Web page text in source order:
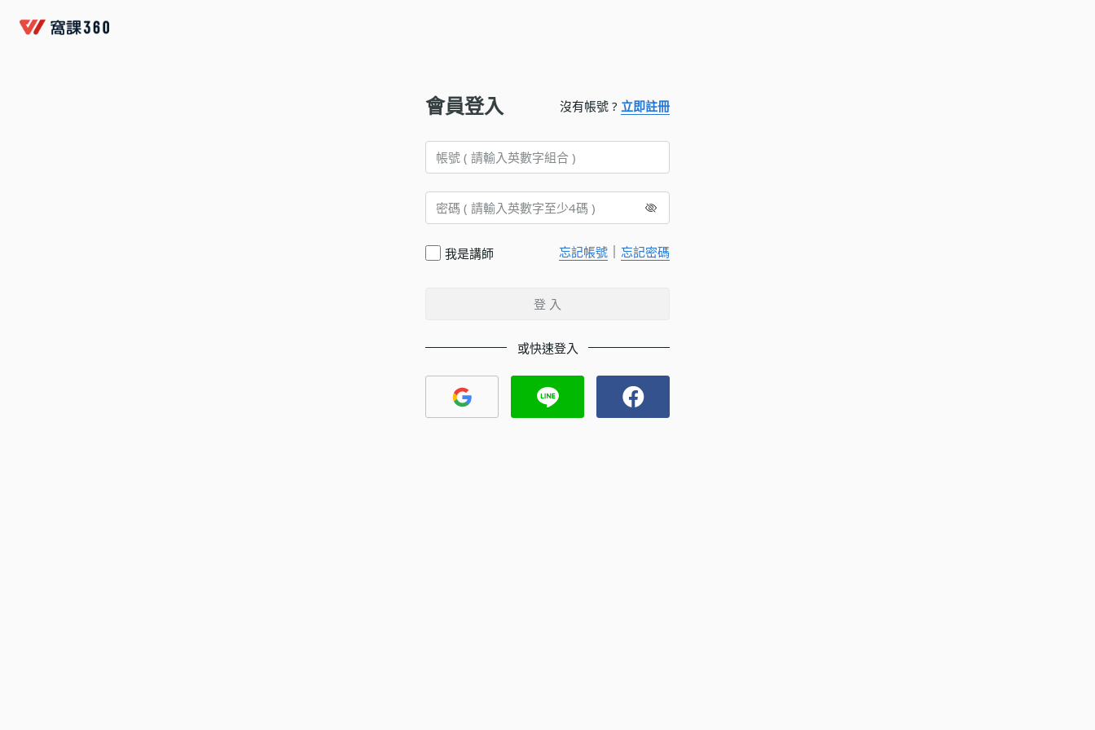
會員登入 沒有帳號 ? 立即註冊
我是講師 忘記帳號 忘記密碼
登 入
或快速登入